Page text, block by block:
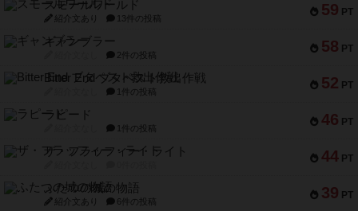
59 PT
スモールワールド
紹介文あり 13件の投稿
58 PT
ギャンブラー
2件の投稿
52 PT
Bitter End ブタペスト救出作戦
1件の投稿
46 PT
ラピード
1件の投稿
44 PT
ザ・フラッフィー・ライト
39 PT
ふたつの城の物語
紹介文あり 6件の投稿